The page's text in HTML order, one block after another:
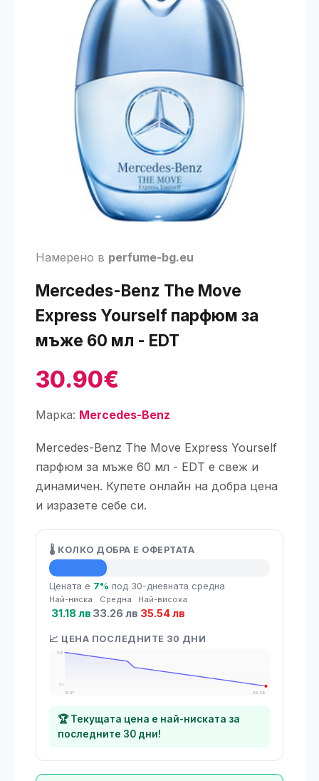
Намерено в perfume-bg.eu
Mercedes-Benz The Move
Express Yourself парфюм за
мъже 60 мл - EDT
30.90€
Марка: Mercedes-Benz
Mercedes-Benz The Move Express Yourself
парфюм за мъже 60 мл - EDT е свеж и
динамичен. Купете онлайн на добра цена
и изразете себе си.
🌡️ КОЛКО ДОБРА Е ОФЕРТАТА
💡 Средна цена
Цената е 7% под 30-дневната средна
Най-ниска
31.18 лв
Средна
33.26 лв
Най-висока
35.54 лв
📈 ЦЕНА ПОСЛЕДНИТЕ 30 ДНИ
36
31
10.07
08.08
🏆 Текущата цена е най-ниската за
последните 30 дни!